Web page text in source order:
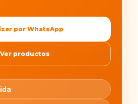
por WhatsApp
Ver productos